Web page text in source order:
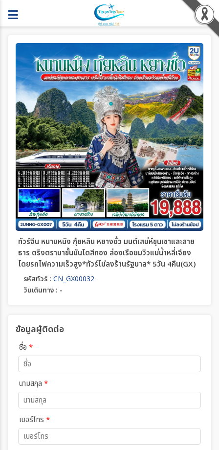
ทัวร์จีน หนานหนิง กุ้ยหลิน หยางซั่ว มนต์เสน่ห์ขุนเขาและสาย
ธาร ตรึงตรานาขั้นบันไดสีทอง ล่องเรือชมวิวแม่น้ำหลี่เจียง
โดยรถไฟความเร็วสูง*ทัวร์ไม่ลงร้านรัฐบาล* 5วัน 4คืน(GX)
รหัสทัวร์ : CN_GX00032
วันเดินทาง : -
ข้อมูลผู้ติดต่อ
ชื่อ *
นามสกุล *
เบอร์โทร *